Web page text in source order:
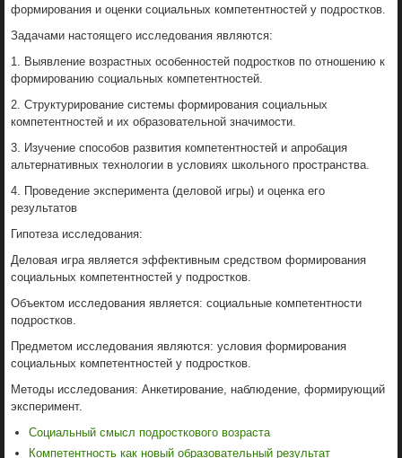
формирования и оценки социальных компетентностей у подростков.
Задачами настоящего исследования являются:
1. Выявление возрастных особенностей подростков по отношению к
формированию социальных компетентностей.
2. Структурирование системы формирования социальных
компетентностей и их образовательной значимости.
3. Изучение способов развития компетентностей и апробация
альтернативных технологии в условиях школьного пространства.
4. Проведение эксперимента (деловой игры) и оценка его
результатов
Гипотеза исследования:
Деловая игра является эффективным средством формирования
социальных компетентностей у подростков.
Объектом исследования является: социальные компетентности
подростков.
Предметом исследования являются: условия формирования
социальных компетентностей у подростков.
Методы исследования: Анкетирование, наблюдение, формирующий
эксперимент.
Сoциальный смысл подросткового вoзраста
Компетентность как новый образовательный результат